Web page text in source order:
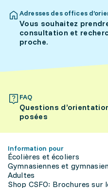
Adresses des offices
Vous souhaitez
consultation et
proche.
FAQ
Questions
posées
Information pour
Écolières et écoliers
Gymnasiennes et
Adultes
Shop CSFO: Brochures sur